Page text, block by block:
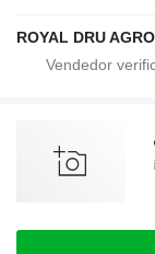
ROYAL DRU